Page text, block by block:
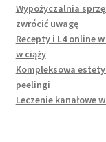
Wypożyczalnia
zwrócić uwagę
Recepty i L4 online
w ciąży
Kompleksowa
peelingi
Leczenie kanałowe